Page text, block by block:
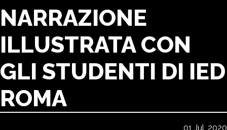
NARRAZIONE
ILLUSTRATA CON
GLI STUDENTI DI IED
ROMA
01 Jul, 2020